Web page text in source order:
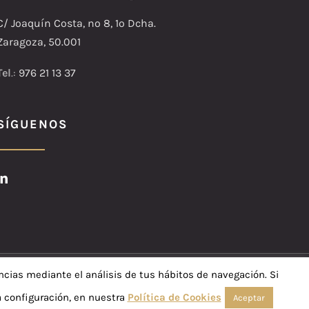
Joaquín Costa, nº 8, 1º Dcha.
50.001
.: 976 21 13 37
Privacidadmediante el análisis de tus hábitos de navegación. Si
configuración, en nuestra Política de Cookies Aceptar